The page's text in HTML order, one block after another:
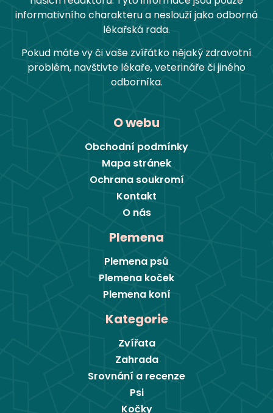
informativního charakteru a neslouží jako odborná
lékařská rada.
Pokud máte vy či vaše zvířátko nějaký zdravotní
problém, navštivte lékaře, veterináře či jiného
odborníka.
O webu
Obchodní podmínky
Mapa stránek
Ochrana soukromí
Kontakt
O nás
Plemena
Plemena psů
Plemena koček
Plemena koní
Kategorie
Zvířata
Zahrada
Srovnání a recenze
Psi
Kočky